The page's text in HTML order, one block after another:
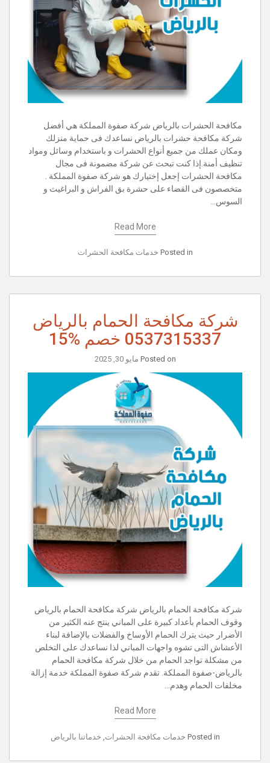
مكافحة الحشرات بالرياض شركة صفوة المملكة هي أفضل
شركة مكافحة حشرات بالرياض نساعدك فى حماية منزلك
ومكان عملك من جميع أنواع الحشرات و باستخدام وسائل ومواد
تنظيف أمنة.إذا كنت تبحث عن شركة مضمونة فى مجال
مكافحة الحشرات إجعل إختيارك هو شركة صفوة المملكة .
متخصصون فى القضاء على حشرة بق الفراش و البراغيث و
السوس…
Read More
Posted in خدمات مكافحة الحشرات
شركة مكافحة الحمام بالرياض
0537315337 خصم %15
Posted on مايو 30, 2025
وقوف الحمام بأعداد كبيرة على المباني ينتج عنه الكثير من
الأضرار حيث يترك الحمام الأوساخ والفضلات بالإضافة لبناء
الأعشاش التى تشوه واجهات المباني لذا نساعدك على التخلص
من مشكلة تواجد الحمام من خلال شركة مكافحة الحمام
بالرياض-صفوة المملكة. تقدم شركة صفوة المملكة خدمة إزالة
مخلفات الحمام وهدم…
Read More
Posted in خدمات مكافحة الحشرات خدماتنا بالرياض